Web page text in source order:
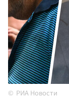
РИА Новости